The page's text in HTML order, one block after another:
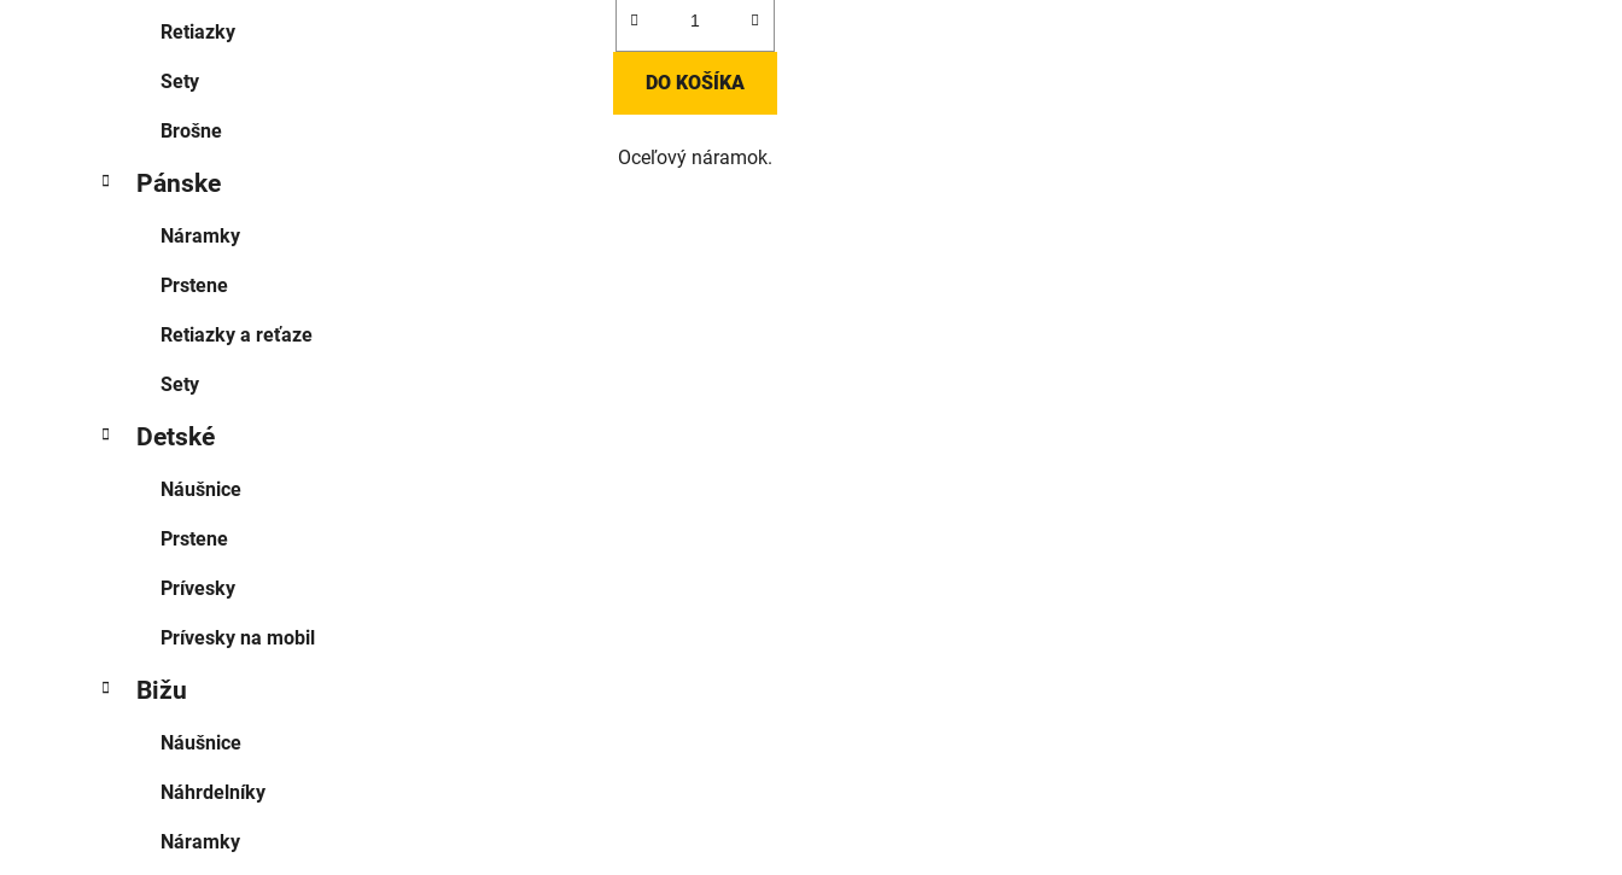
Retiazky
Sety
Brošne
Pánske
Náramky
Prstene
Retiazky a reťaze
Sety
Detské
Náušnice
Prstene
Prívesky
Prívesky na mobil
Bižu
Náušnice
Náhrdelníky
Náramky
DO KOŠÍKA
Oceľový náramok.